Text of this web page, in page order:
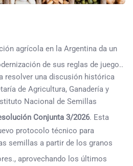
agrícola en la Argentina da un
de sus reglas de juego..
resolver una discusión histórica
de Agricultura, Ganadería y
Nacional de Semillas
Conjunta 3/2026. Esta
protocolo técnico para
semillas a partir de los granos
, aprovechando los últimos